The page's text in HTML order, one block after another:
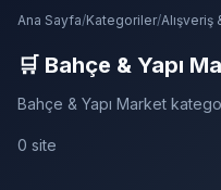
Ana Sayfa/Kategoriler/Alışveriş
🛒 Bahçe & Yapı
Bahçe & Yapı Market
0 site